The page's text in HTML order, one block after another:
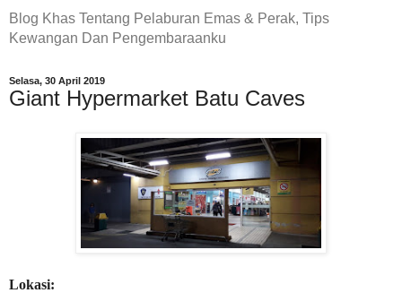
Blog Khas Tentang Pelaburan Emas & Perak, Tips
Kewangan Dan Pengembaraanku
Selasa, 30 April 2019
Giant Hypermarket Batu Caves
Lokasi: